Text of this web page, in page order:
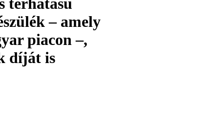
térhatású
– amely
piacon –,
díját is